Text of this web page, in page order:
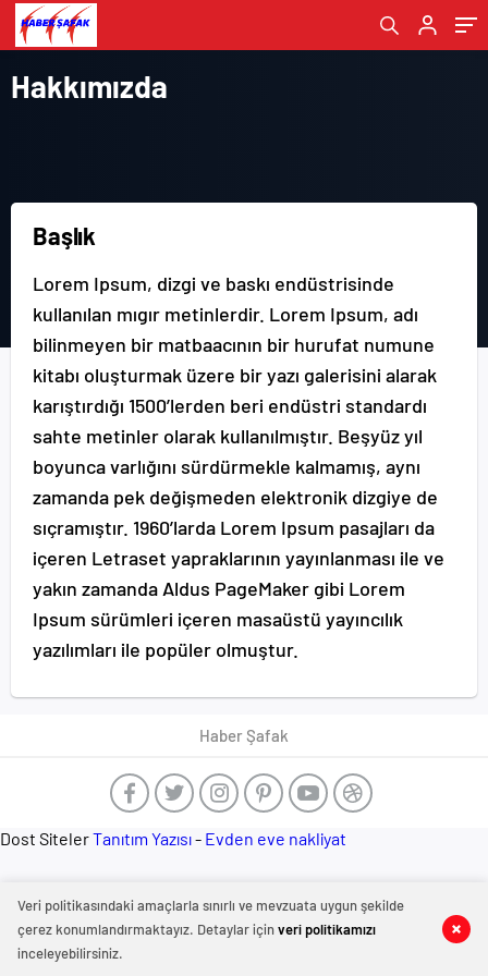
Hakkımızda
Başlık
Lorem Ipsum, dizgi ve baskı endüstrisinde
kullanılan mıgır metinlerdir. Lorem Ipsum, adı
bilinmeyen bir matbaacının bir hurufat numune
kitabı oluşturmak üzere bir yazı galerisini alarak
karıştırdığı 1500’lerden beri endüstri standardı
sahte metinler olarak kullanılmıştır. Beşyüz yıl
boyunca varlığını sürdürmekle kalmamış, aynı
zamanda pek değişmeden elektronik dizgiye de
sıçramıştır. 1960’larda Lorem Ipsum pasajları da
içeren Letraset yapraklarının yayınlanması ile ve
yakın zamanda Aldus PageMaker gibi Lorem
Ipsum sürümleri içeren masaüstü yayıncılık
yazılımları ile popüler olmuştur.
Haber Şafak
Veri politikasındaki amaçlarla sınırlı ve mevzuata uygun şekilde
çerez konumlandırmaktayız. Detaylar içinveri politikamızı
inceleyebilirsiniz.
Dost SitelerTanıtım Yazısı- Evden eve nakliyat